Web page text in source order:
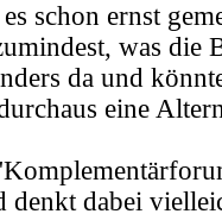
schon ernst
was die
da und
eine
dabei